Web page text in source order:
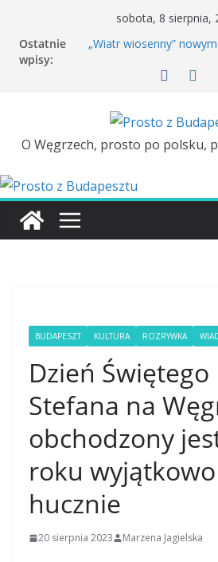
sobota, 8 sierpnia,
Ostatnie
wpisy:
„Wiatr wiosenny”
Rowerem po
porównał polską i
Tuż przed wizytą Pétera
ambasador Węgier
Majówka w Budapeszcie.
O Węgrzech, prosto po polsku,
BUDAPESZT KULTURA ROZRYWKA
Dzień Świętego
Stefana na
obchodzony
roku wyjątkowo
hucznie
20 sierpnia 2023 Marzena Jagielska